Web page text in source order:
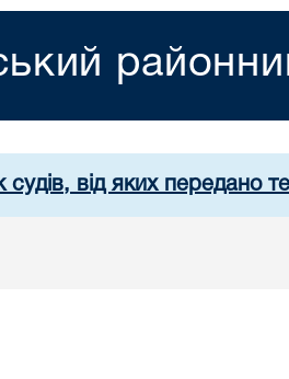
судів, від яких передано